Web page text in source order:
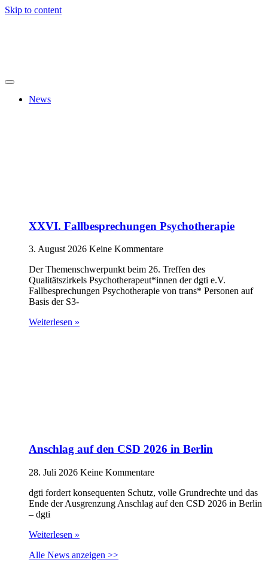
Skip to content
News
XXVI. Fallbesprechungen Psychotherapie
3. August 2026 Keine Kommentare
Der Themenschwerpunkt beim 26. Treffen des
Qualitätszirkels Psychotherapeut*innen der dgti e.V.
Fallbesprechungen Psychotherapie von trans* Personen auf
Basis der S3-
Weiterlesen »
Anschlag auf den CSD 2026 in Berlin
28. Juli 2026 Keine Kommentare
dgti fordert konsequenten Schutz, volle Grundrechte und das
Ende der Ausgrenzung Anschlag auf den CSD 2026 in Berlin
– dgti
Weiterlesen »
Alle News anzeigen >>